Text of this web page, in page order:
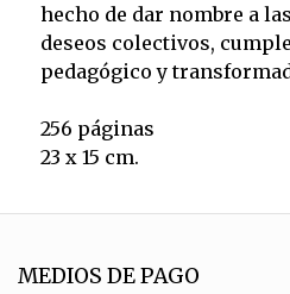
hecho de dar nombre a
deseos colectivos,
pedagógico y
256 páginas
23 x 15 cm.
MEDIOS DE PAGO